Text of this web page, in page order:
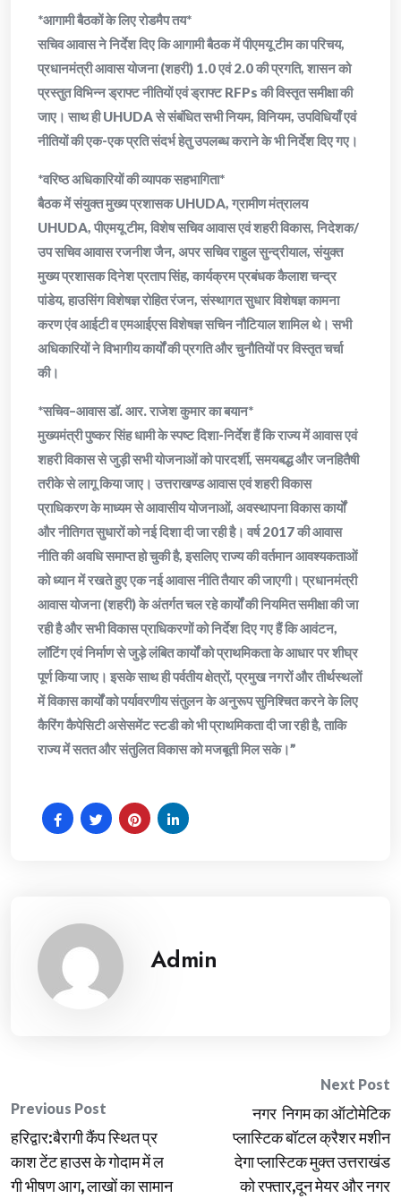
*आगामी बैठकों के लिए रोडमैप तय*
सचिव आवास ने निर्देश दिए कि आगामी बैठक में पीएमयू टीम का परिचय,
प्रधानमंत्री आवास योजना (शहरी) 1.0 एवं 2.0 की प्रगति, शासन को
प्रस्तुत विभिन्न ड्राफ्ट नीतियों एवं ड्राफ्ट RFPs की विस्तृत समीक्षा की
जाए। साथ ही UHUDA से संबंधित सभी नियम, विनियम, उपविधियाँ एवं
नीतियों की एक-एक प्रति संदर्भ हेतु उपलब्ध कराने के भी निर्देश दिए गए।
*वरिष्ठ अधिकारियों की व्यापक सहभागिता*
बैठक में संयुक्त मुख्य प्रशासक UHUDA, ग्रामीण मंत्रालय
UHUDA, पीएमयू टीम, विशेष सचिव आवास एवं शहरी विकास, निदेशक/
उप सचिव आवास रजनीश जैन, अपर सचिव राहुल सुन्द्रीयाल, संयुक्त
मुख्य प्रशासक दिनेश प्रताप सिंह, कार्यक्रम प्रबंधक कैलाश चन्द्र
पांडेय, हाउसिंग विशेषज्ञ रोहित रंजन, संस्थागत सुधार विशेषज्ञ कामना
करण एंव आईटी व एमआईएस विशेषज्ञ सचिन नौटियाल शामिल थे। सभी
अधिकारियों ने विभागीय कार्यों की प्रगति और चुनौतियों पर विस्तृत चर्चा
की।
*सचिव–आवास डॉ. आर. राजेश कुमार का बयान*
मुख्यमंत्री पुष्कर सिंह धामी के स्पष्ट दिशा-निर्देश हैं कि राज्य में आवास एवं
शहरी विकास से जुड़ी सभी योजनाओं को पारदर्शी, समयबद्ध और जनहितैषी
तरीके से लागू किया जाए। उत्तराखण्ड आवास एवं शहरी विकास
प्राधिकरण के माध्यम से आवासीय योजनाओं, अवस्थापना विकास कार्यों
और नीतिगत सुधारों को नई दिशा दी जा रही है। वर्ष 2017 की आवास
नीति की अवधि समाप्त हो चुकी है, इसलिए राज्य की वर्तमान आवश्यकताओं
को ध्यान में रखते हुए एक नई आवास नीति तैयार की जाएगी। प्रधानमंत्री
आवास योजना (शहरी) के अंतर्गत चल रहे कार्यों की नियमित समीक्षा की जा
रही है और सभी विकास प्राधिकरणों को निर्देश दिए गए हैं कि आवंटन,
लॉटिंग एवं निर्माण से जुड़े लंबित कार्यों को प्राथमिकता के आधार पर शीघ्र
पूर्ण किया जाए। इसके साथ ही पर्वतीय क्षेत्रों, प्रमुख नगरों और तीर्थस्थलों
में विकास कार्यों को पर्यावरणीय संतुलन के अनुरूप सुनिश्चित करने के लिए
कैरिंग कैपेसिटी असेसमेंट स्टडी को भी प्राथमिकता दी जा रही है, ताकि
राज्य में सतत और संतुलित विकास को मजबूती मिल सके।”
Admin
Post
navigation
Previous Post
हरिद्वार:बैरागी कैंप स्थित प्र
काश टेंट हाउस के गोदाम में ल
गी भीषण आग, लाखों का सामान
Next Post
नगर निगम का ऑटोमेटिक
प्लास्टिक बॉटल क्रैशर मशीन
देगा प्लास्टिक मुक्त उत्तराखंड
को रफ्तार,दून मेयर और नगर